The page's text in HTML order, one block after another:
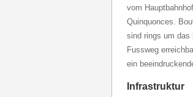
vom
Quinquonces.
sind rings um das
Fussweg
ein
Infrastruktur